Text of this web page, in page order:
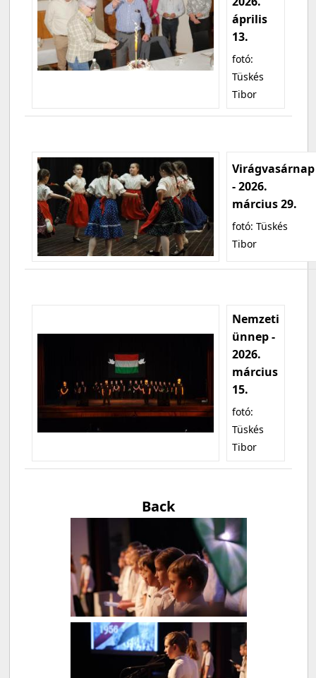
április
13.
fotó:
Tüskés
Tibor
Virágvasárnap
- 2026.
március 29.
fotó: Tüskés
Tibor
Nemzeti
ünnep -
2026.
március
15.
fotó:
Tüskés
Tibor
Back